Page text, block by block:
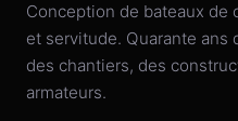
Conception de bateaux de
et servitude. Quarante ans
des chantiers, des
armateurs.